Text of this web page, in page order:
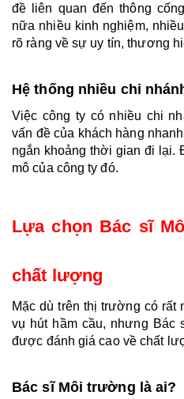
đề liên quan đến thông
nữa nhiều kinh nghiệm,
rõ ràng về sự uy tín, thương
Hệ thống nhiều chi
Việc công ty có nhiều chi
vấn đề của khách hàng
ngắn khoảng thời gian đi lại.
mô của công ty đó.
Lựa chọn Bác sĩ
chất lượng
Mặc dù trên thị trường có rất
vụ hút hầm cầu, nhưng
được đánh giá cao về chất
Bác sĩ Môi trường là ai?